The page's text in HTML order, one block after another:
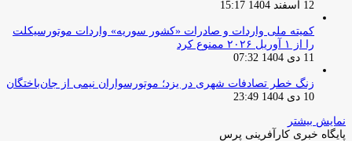
12 اسفند 1404 15:17
کمیته ملی واردات و صادرات «کشور سوریه» واردات موتورسیکلت
را از ۱ آوریل ۲۰۲۶ ممنوع کرد
11 دی 1404 07:32
زنگ خطر تصادفات شهری در یزد؛ موتورسواران نیمی از جان‌باختگان
10 دی 1404 23:49
نمایش بیشتر
پایگاه خبری کارآفرینی پرس